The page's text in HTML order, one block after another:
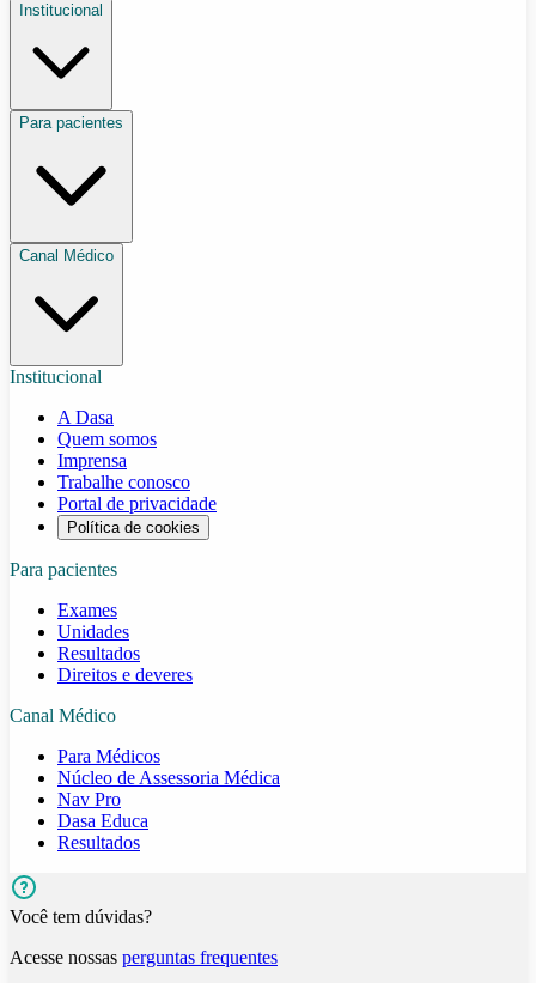
Institucional
Para pacientes
Canal Médico
Institucional
A Dasa
Quem somos
Imprensa
Trabalhe conosco
Portal de privacidade
Política de cookies
Para pacientes
Exames
Unidades
Resultados
Direitos e deveres
Canal Médico
Para Médicos
Núcleo de Assessoria Médica
Nav Pro
Dasa Educa
Resultados
Você tem dúvidas?
Acesse nossas perguntas frequentes